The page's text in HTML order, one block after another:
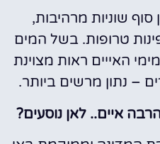
שוניות מרהיבות,
טרופות. בשל המים
האייים ראות מצוינת
איים.. לאן נוסעים?